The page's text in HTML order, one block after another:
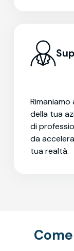
della tua
di
da
tua realtà.